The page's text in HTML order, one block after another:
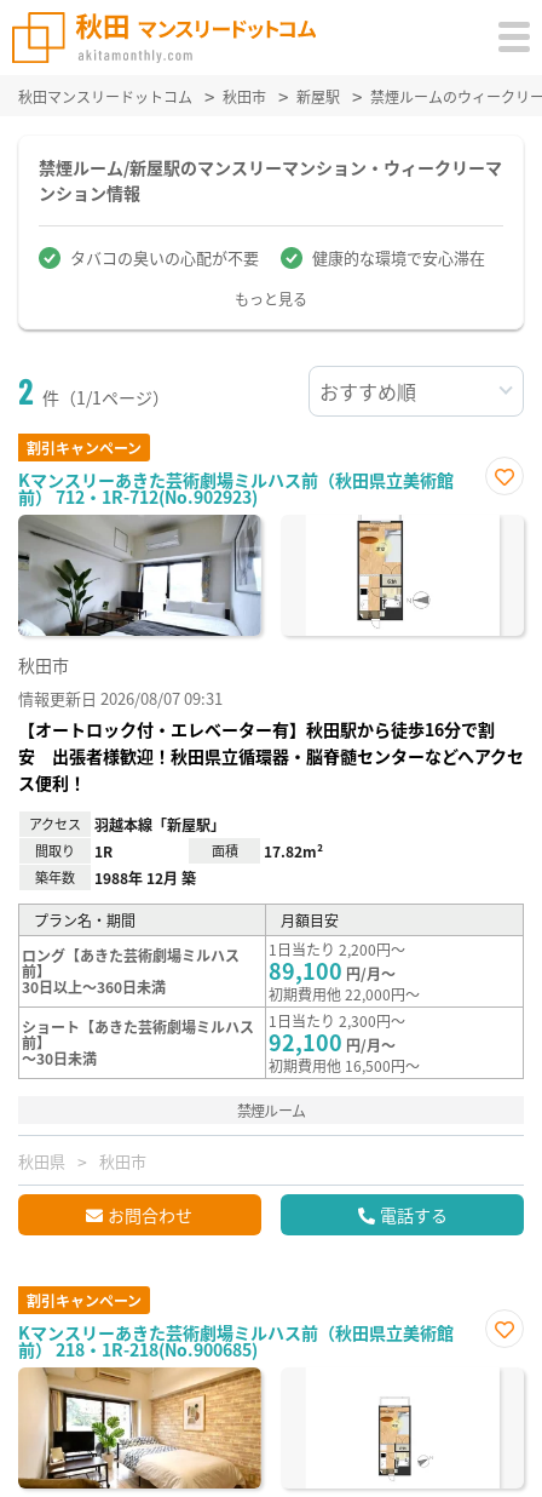
秋田マンスリードットコム 秋田市 新屋駅 禁煙ルームのウィークリ
禁煙ルーム/新屋駅のマンスリーマンション・ウィークリーマ
ンション情報
タバコの臭いの心配が不要 健康的な環境で安心滞在
もっと見る
2 件（1/1ページ）
割引キャンペーン
Kマンスリーあきた芸術劇場ミルハス前（秋田県立美術館
前） 712・1R-712(No.902923)
に入
秋田市
情報更新日 2026/08/07 09:31
【オートロック付・エレベーター有】秋田駅から徒歩16分で割
安 出張者様歓迎！秋田県立循環器・脳脊髄センターなどへアクセ
ス便利！
アクセス 羽越本線「新屋駅」
間取り 1R 面積 17.82m²
築年数 1988年 12月 築
プラン名・期間
月額目安
ロング【あきた芸術劇場ミルハス
前】
30日以上～360日未満
1日当たり 2,200円～
89,100 円/月～
初期費用他 22,000円～
ショート【あきた芸術劇場ミルハス
前】
～30日未満
1日当たり 2,300円～
92,100 円/月～
初期費用他 16,500円～
禁煙ルーム
秋田県 秋田市
お問合わせ 電話する
割引キャンペーン
Kマンスリーあきた芸術劇場ミルハス前（秋田県立美術館
前） 218・1R-218(No.900685)
に入